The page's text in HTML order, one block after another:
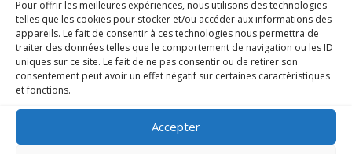
Pour offrir les meilleures expériences, nous utilisons des technologies
telles que les cookies pour stocker et/ou accéder aux informations des
appareils. Le fait de consentir à ces technologies nous permettra de
traiter des données telles que le comportement de navigation ou les ID
uniques sur ce site. Le fait de ne pas consentir ou de retirer son
consentement peut avoir un effet négatif sur certaines caractéristiques
et fonctions.
Accepter
ÉVÉNEMENTS
GP Baillet-en-France 01 juin 2025